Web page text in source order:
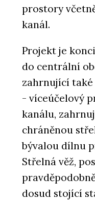
prostory
kanál.
Projekt je
do centrální
zahrnující
- víceúčelový
kanálu,
chráněnou
bývalou dílnu
Střelná věž,
dosud stojící